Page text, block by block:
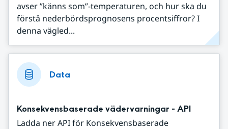
avser ”känns som”-temperaturen, och hur ska du
förstå nederbördsprognosens procentsiffror? I
denna vägled...
Data
Konsekvensbaserade vädervarningar - API
Ladda ner API för Konsekvensbaserade